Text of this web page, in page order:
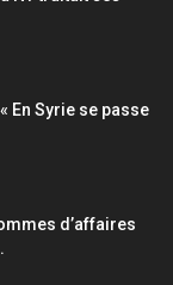
En Syrie se passe
d’affaires